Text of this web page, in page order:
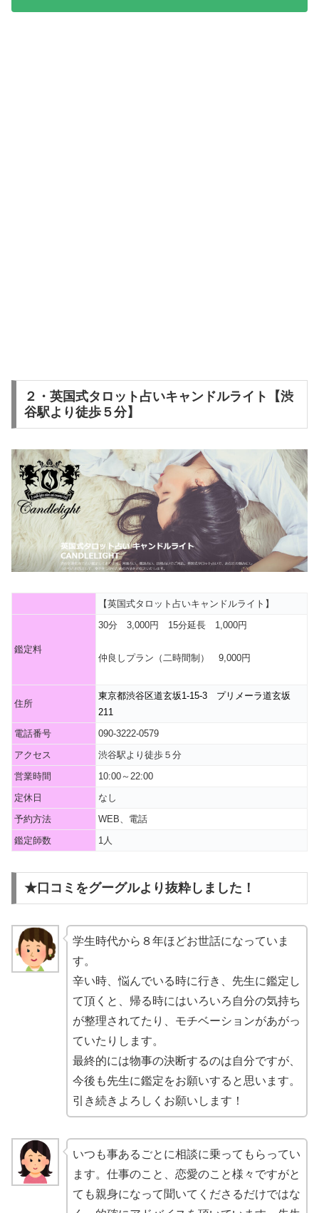
２・英国式タロット占いキャンドルライト【渋
谷駅より徒歩５分】
【英国式タロット占いキャンドルライト】
鑑定料
30分 3,000円 15分延長 1,000円
仲良しプラン（二時間制） 9,000円
住所
東京都渋谷区道玄坂1-15-3 プリメーラ道玄坂
211
電話番号
090-3222-0579
アクセス
渋谷駅より徒歩５分
営業時間
10:00～22:00
定休日
なし
予約方法
WEB、電話
鑑定師数
1人
★口コミをグーグルより抜粋しました！
学生時代から８年ほどお世話になっていま
す。
辛い時、悩んでいる時に行き、先生に鑑定し
て頂くと、帰る時にはいろいろ自分の気持ち
が整理されてたり、モチベーションがあがっ
ていたりします。
最終的には物事の決断するのは自分ですが、
今後も先生に鑑定をお願いすると思います。
引き続きよろしくお願いします！
いつも事あるごとに相談に乗ってもらってい
ます。仕事のこと、恋愛のこと様々ですがと
ても親身になって聞いてくださるだけではな